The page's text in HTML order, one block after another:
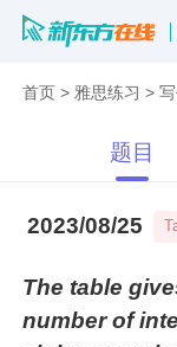
首页 >雅思练习 >
题目
2023/08/25
The table
number of